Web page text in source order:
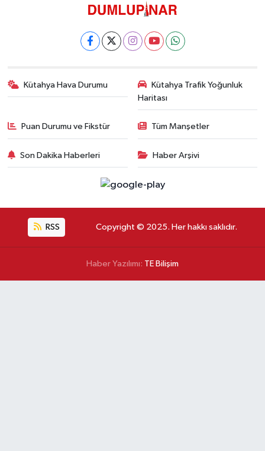
Kütahya Hava Durumu
Kütahya Trafik Yoğunluk
Haritası
Puan Durumu ve Fikstür Tüm Manşetler
Son Dakika Haberleri Haber Arşivi
RSS Copyright © 2025. Her hakkı saklıdır.
Haber Yazılımı: TE Bilişim